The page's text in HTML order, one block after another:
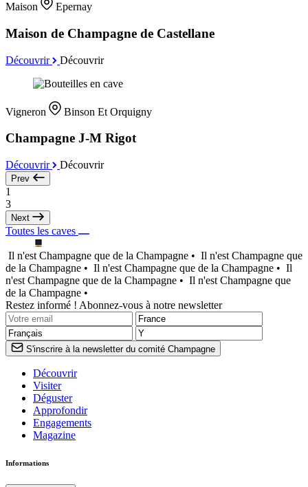
Maison Epernay
Maison de Champagne de Castellane
Découvrir Découvrir
Vigneron Binson Et Orquigny
Champagne J-M Rigot
Découvrir Découvrir
Prev
1
3
Next
Toutes les caves
Il n'est Champagne que de la Champagne • Il n'est Champagne que
de la Champagne • Il n'est Champagne que de la Champagne • Il
n'est Champagne que de la Champagne • Il n'est Champagne que
de la Champagne •
Restez informé ! Abonnez-vous à notre newsletter
S'inscrire à la newsletter du comité Champagne
Découvrir
Visiter
Déguster
Approfondir
Engagements
Magazine
Informations